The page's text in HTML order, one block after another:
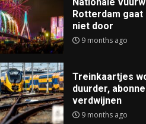
Rotterdam
niet door
9 months ago
Treinkaartjes
duurder,
verdwijnen
9 months ago